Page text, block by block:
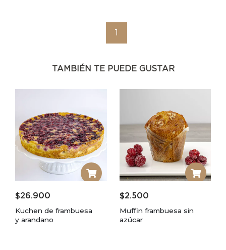
1
TAMBIÉN TE PUEDE GUSTAR
$26.900
Kuchen de frambuesa
y arandano
$2.500
Muffin frambuesa sin
azúcar